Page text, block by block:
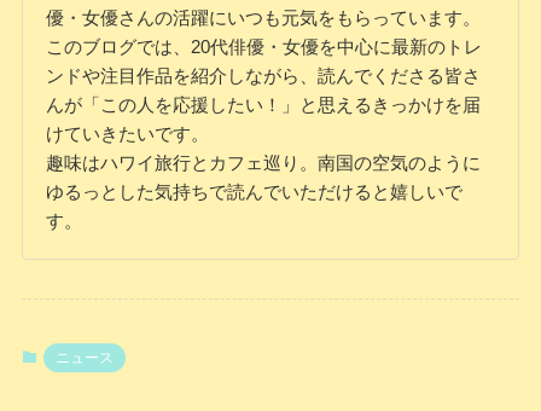
優・女優さんの活躍にいつも元気をもらっています。
このブログでは、20代俳優・女優を中心に最新のトレ
ンドや注目作品を紹介しながら、読んでくださる皆さ
んが「この人を応援したい！」と思えるきっかけを届
けていきたいです。
趣味はハワイ旅行とカフェ巡り。南国の空気のように
ゆるっとした気持ちで読んでいただけると嬉しいで
す。
ニュース